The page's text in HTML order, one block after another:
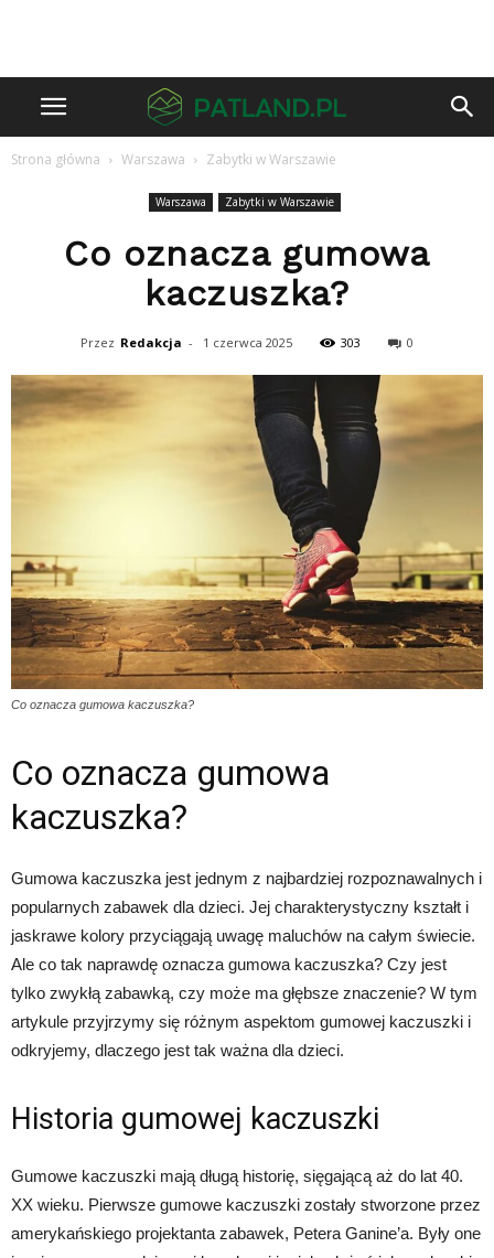
Strona główna Warszawa Zabytki w Warszawie
Warszawa Zabytki w Warszawie
Co oznacza gumowa
kaczuszka?
Przez Redakcja - 1 czerwca 2025 303 0
Co oznacza gumowa kaczuszka?
Co oznacza gumowa
kaczuszka?
Gumowa kaczuszka jest jednym z najbardziej rozpoznawalnych i
popularnych zabawek dla dzieci. Jej charakterystyczny kształt i
jaskrawe kolory przyciągają uwagę maluchów na całym świecie.
Ale co tak naprawdę oznacza gumowa kaczuszka? Czy jest
tylko zwykłą zabawką, czy może ma głębsze znaczenie? W tym
artykule przyjrzymy się różnym aspektom gumowej kaczuszki i
odkryjemy, dlaczego jest tak ważna dla dzieci.
Historia gumowej kaczuszki
Gumowe kaczuszki mają długą historię, sięgającą aż do lat 40.
XX wieku. Pierwsze gumowe kaczuszki zostały stworzone przez
amerykańskiego projektanta zabawek, Petera Ganine’a. Były one